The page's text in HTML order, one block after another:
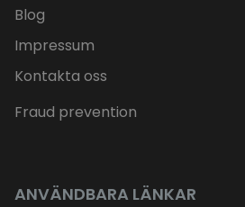
Blog
Impressum
Kontakta oss
Fraud prevention
ANVÄNDBARA LÄNKAR